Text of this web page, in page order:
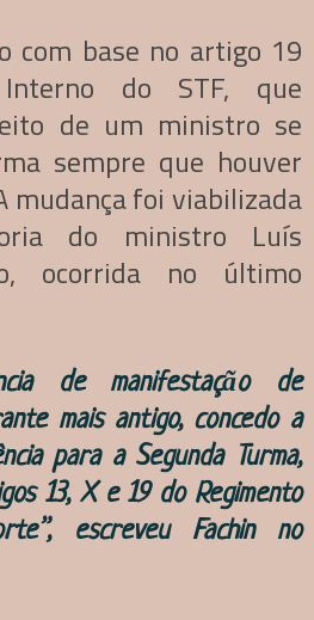
com base no artigo 19
do STF, que
de um ministro se
sempre que houver
mudança foi viabilizada
do ministro Luís
ocorrida no último
de manifestação de
mais antigo, concedo a
para a Segunda Turma,
13, X e 19 do Regimento
escreveu Fachin no